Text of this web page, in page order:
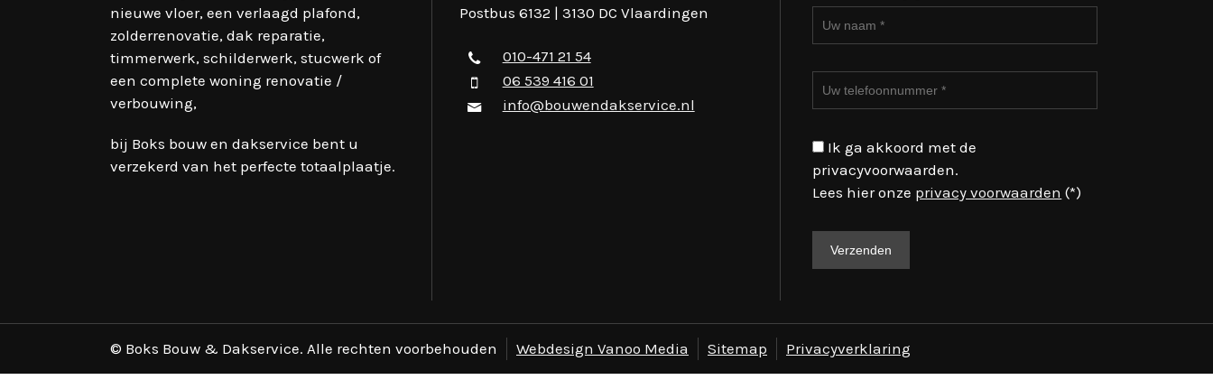
nieuwe vloer, een verlaagd plafond,
zolderrenovatie, dak reparatie,
timmerwerk, schilderwerk, stucwerk of
een complete woning renovatie /
verbouwing,
bij Boks bouw en dakservice bent u
verzekerd van het perfecte totaalplaatje.
Postbus 6132 | 3130 DC Vlaardingen
010-471 21 54
06 539 416 01
info@bouwendakservice.nl
Ik ga akkoord met de
privacyvoorwaarden.
Lees hier onze privacy voorwaarden (*)
© Boks Bouw & Dakservice. Alle rechten voorbehouden Webdesign Vanoo Media Sitemap Privacyverklaring